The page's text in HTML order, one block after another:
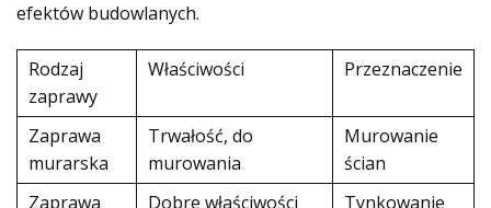
efektów budowlanych.
Rodzaj
zaprawy
Właściwości Przeznaczenie
Zaprawa
murarska
Trwałość, do
murowania
Murowanie
ścian
Zaprawa
Dobre właściwości
Tynkowanie